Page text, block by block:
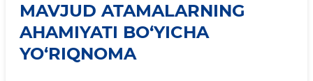
MAVJUD ATAMALARNING
AHAMIYATI BO‘YICHA
YO‘RIQNOMA